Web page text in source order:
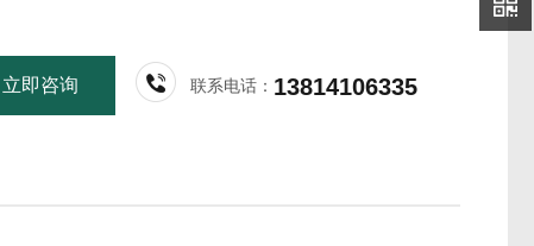
立即咨询 联系电话： 13814106335